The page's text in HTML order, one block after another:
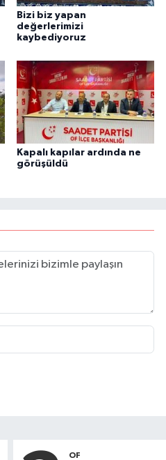
Bizi biz yapan
değerlerimizi
kaybediyoruz
Kapalı kapılar ardında ne
görüşüldü
OF